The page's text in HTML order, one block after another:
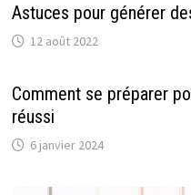
Astuces pour générer
12 août 2022
Comment se préparer
réussi
6 janvier 2024